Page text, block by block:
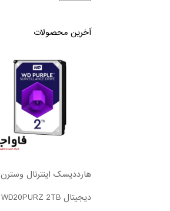
آخرین محصولات
هارددیسک اینترنال وسترن
دیجیتال WD20PURZ 2TB